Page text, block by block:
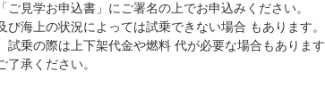
ご見学お申込書」にご署名の上でお申込みください。
び海上の状況によっては試乗できない場合 もあります。
試乗の際は上下架代金や燃料 代が必要な場合もあります
了承ください。